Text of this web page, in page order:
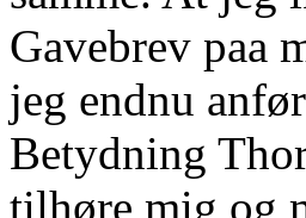
Gavebrev paa
jeg endnu
Betydning
tilhøre mig og